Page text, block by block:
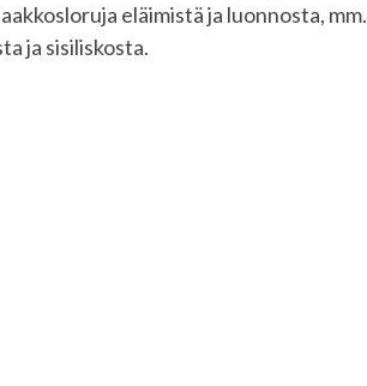
eläimistä ja luonnosta, mm.
ja sisiliskosta.